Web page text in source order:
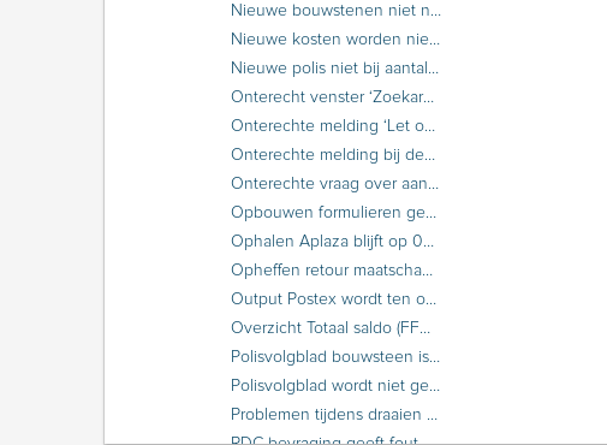
Nieuwe bouwstenen niet naar ANVA Word te converteren
Nieuwe kosten worden niet toegepast bij prolongatie
Nieuwe polis niet bij aantal polissen in pakket
Onterecht venster ‘Zoekargumenten’ bij (de)activeren clausule
Onterechte melding ‘Let op: einddatum ligt in het verleden’ bij berekenen RC relatie
Onterechte melding bij debiteurenbewaking over aanmanen per batchcategorie agent
Onterechte vraag over aanpassen postcode in polissen
Opbouwen formulieren geeft melding 'formulier wordt al opgebouwd door...'
Ophalen Aplaza blijft op 0% staan
Opheffen retour maatschappij niet aanwezig bij factuur
Output Postex wordt ten onrechte per e-mail verstuurd naar de relatie
Overzicht Totaal saldo (FFOFTS en FFOFTX) per kantoor ipv per concern
Polisvolgblad bouwsteen is niet zichtbaar in lijst te kopiëren bouwstenen
Polisvolgblad wordt niet geprint
Problemen tijdens draaien financiële verwerking